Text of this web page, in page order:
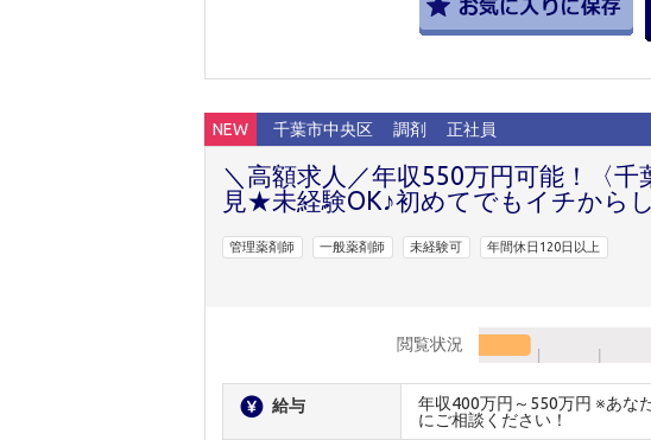
NEW 千葉市中央区 調剤 正社員
＼高額求人／年収550万円可能！〈
見★未経験OK♪初めてでもイチから
管理薬剤師 一般薬剤師 未経験可 年間休日120日以上
閲覧状況
給与
年収400万円～550万円 ※あな
にご相談ください！